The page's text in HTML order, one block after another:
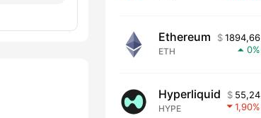
Ethereum
ETH
1894,66
0
Hyperliquid
HYPE
55,24
1,90